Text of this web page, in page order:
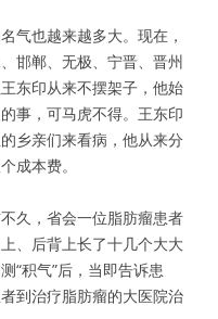
气也越来越多大。现在，
邯郸、无极、宁晋、晋州
东印从来不摆架子，他始
事，可马虎不得。王东印
乡亲们来看病，他从来分
成本费。
久，省会一位脂肪瘤患者
、后背上长了十几个大大
“积气”后，当即告诉患
到治疗脂肪瘤的大医院治